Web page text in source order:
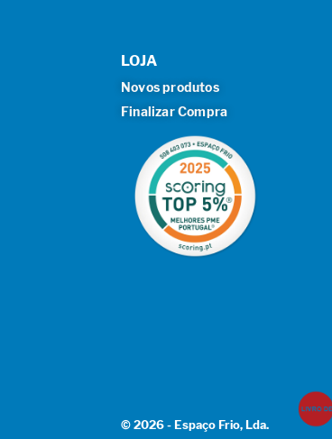
LOJA
Novos produtos
Finalizar Compra
© 2026 - Espaço Frio, Lda.